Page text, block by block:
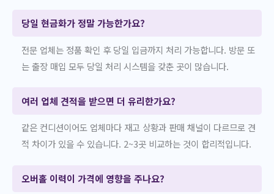
당일 현금화가 정말 가능한가요?
전문 업체는 정품 확인 후 당일 입금까지 처리 가능합니다. 방문 또
는 출장 매입 모두 당일 처리 시스템을 갖춘 곳이 많습니다.
여러 업체 견적을 받으면 더 유리한가요?
같은 컨디션이어도 업체마다 재고 상황과 판매 채널이 다르므로 견
적 차이가 있을 수 있습니다. 2~3곳 비교하는 것이 합리적입니다.
오버홀 이력이 가격에 영향을 주나요?